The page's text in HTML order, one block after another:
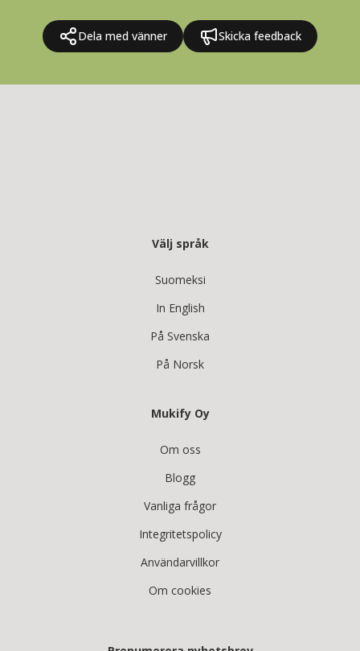
Dela med vänner Skicka feedback
Välj språk
Suomeksi
In English
På Svenska
På Norsk
Mukify Oy
Om oss
Blogg
Vanliga frågor
Integritetspolicy
Användarvillkor
Om cookies